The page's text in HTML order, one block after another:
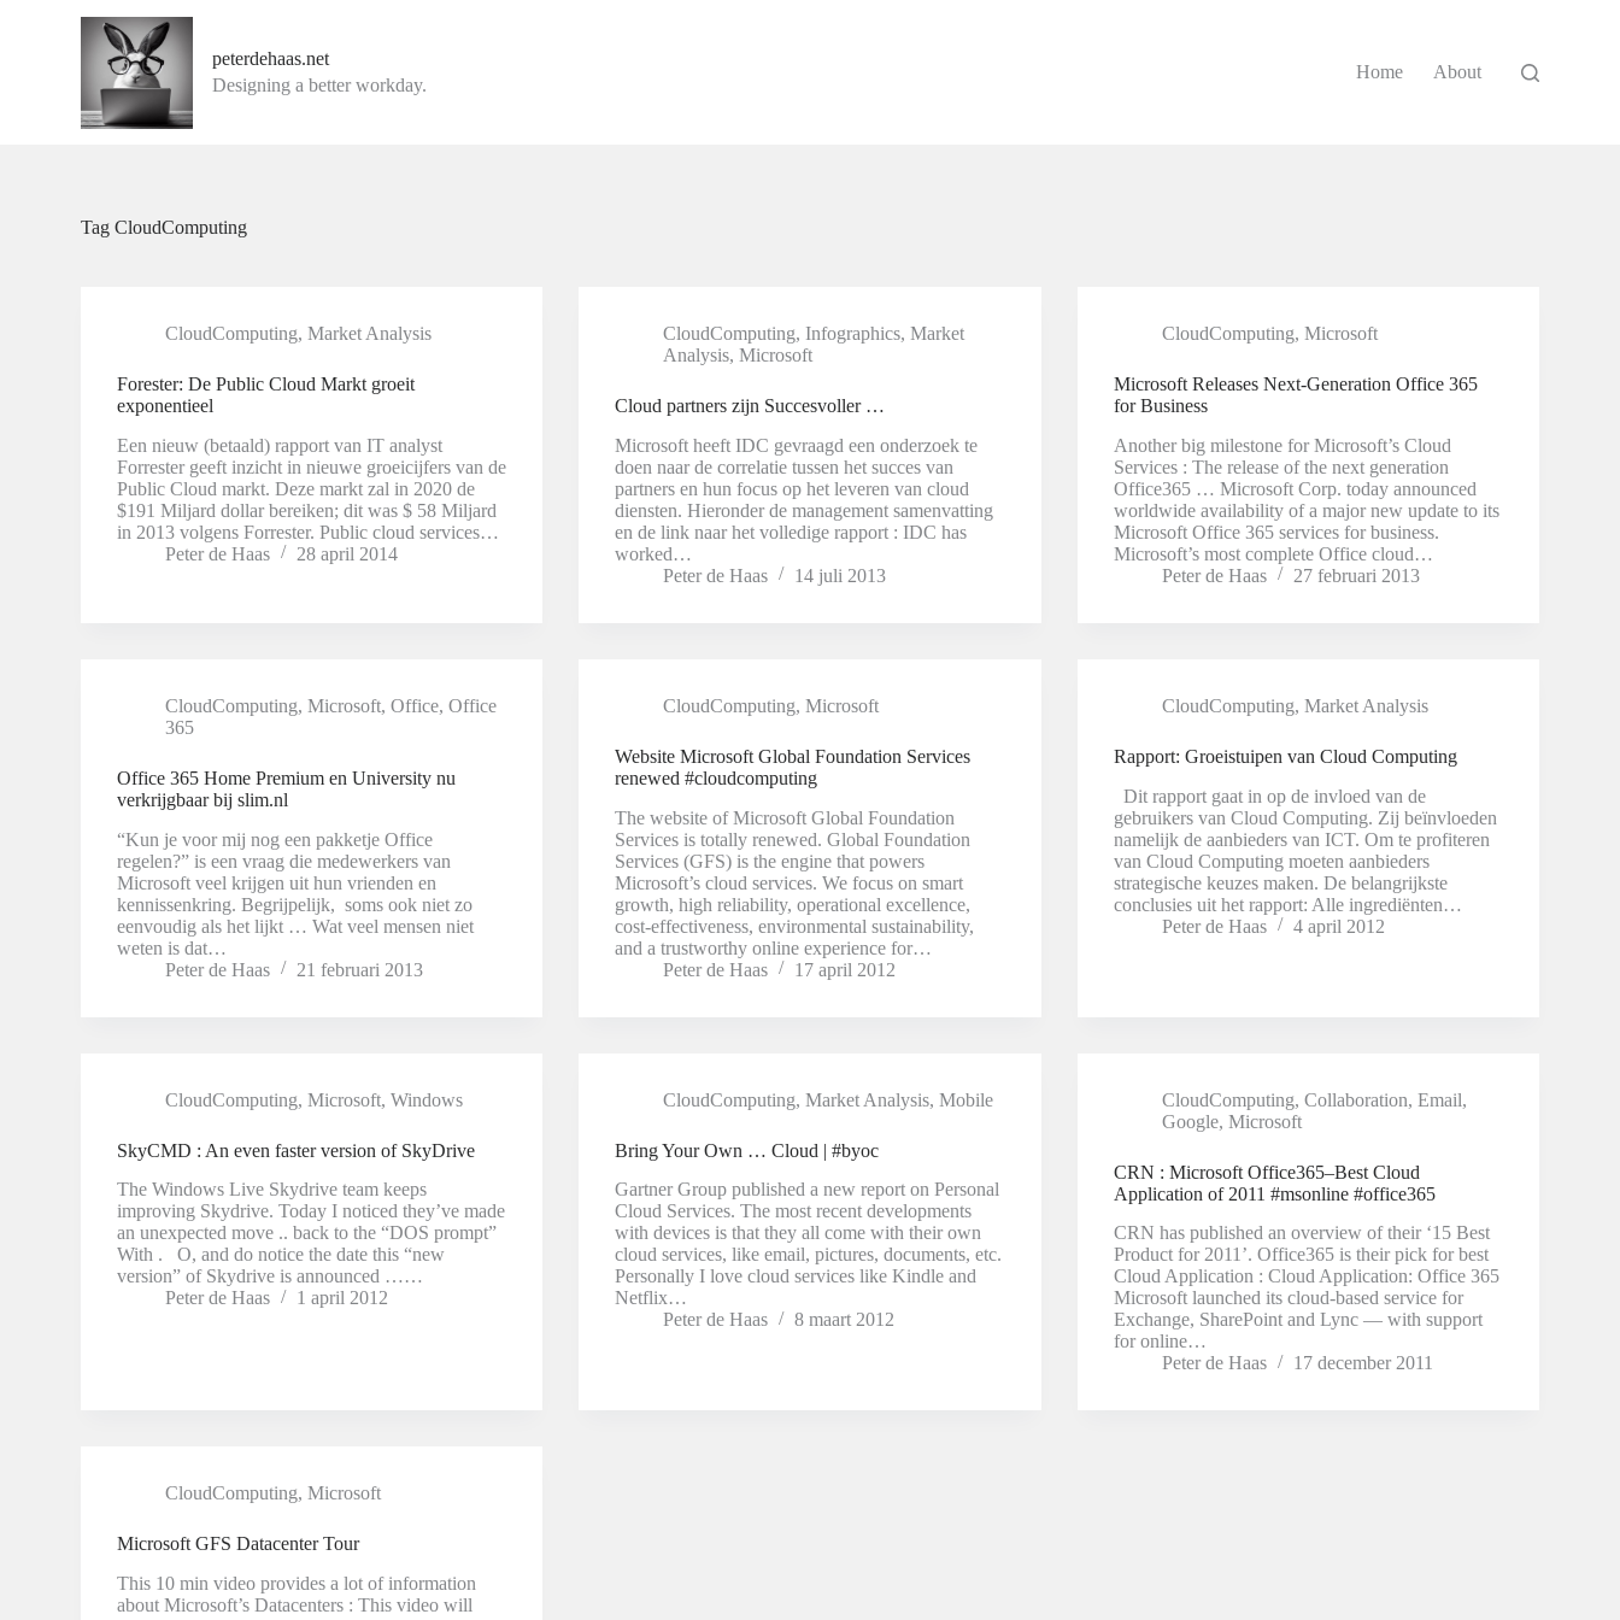
peterdehaas.net
Designing a better workday.
Home About
Tag CloudComputing
CloudComputing,Market Analysis
Forester: De Public Cloud Markt groeit
exponentieel
Een nieuw (betaald) rapport van IT analyst
Forrester geeft inzicht in nieuwe groeicijfers van de
Public Cloud markt. Deze markt zal in 2020 de
$191 Miljard dollar bereiken; dit was $ 58 Miljard
in 2013 volgens Forrester. Public cloud services…
Peter de Haas
28 april 2014
CloudComputing,Infographics,Market
Analysis,Microsoft
Cloud partners zijn Succesvoller …
Microsoft heeft IDC gevraagd een onderzoek te
doen naar de correlatie tussen het succes van
partners en hun focus op het leveren van cloud
diensten. Hieronder de management samenvatting
en de link naar het volledige rapport : IDC has
worked…
Peter de Haas
14 juli 2013
CloudComputing, Microsoft
Microsoft Releases Next-Generation Office 365
for Business
Another big milestone for Microsoft’s Cloud
Services : The release of the next generation
Office365 … Microsoft Corp. today announced
worldwide availability of a major new update to its
Microsoft Office 365 services for business.
Microsoft’s most complete Office cloud…
Peter de Haas
27 februari 2013
CloudComputing,Microsoft,Office,Office
365
Office 365 Home Premium en University nu
verkrijgbaar bij slim.nl
“Kun je voor mij nog een pakketje Office
regelen?” is een vraag die medewerkers van
Microsoft veel krijgen uit hun vrienden en
kennissenkring. Begrijpelijk, soms ook niet zo
eenvoudig als het lijkt … Wat veel mensen niet
weten is dat…
Peter de Haas
21 februari 2013
CloudComputing,Microsoft
Website Microsoft Global Foundation Services
renewed #cloudcomputing
The website of Microsoft Global Foundation
Services is totally renewed. Global Foundation
Services (GFS) is the engine that powers
Microsoft’s cloud services. We focus on smart
growth, high reliability, operational excellence,
cost-effectiveness, environmental sustainability,
and a trustworthy online experience for…
Peter de Haas
17 april 2012
CloudComputing, Market Analysis
Rapport: Groeistuipen van Cloud Computing
Dit rapport gaat in op de invloed van de
gebruikers van Cloud Computing. Zij beïnvloeden
namelijk de aanbieders van ICT. Om te profiteren
van Cloud Computing moeten aanbieders
strategische keuzes maken. De belangrijkste
conclusies uit het rapport: Alle ingrediënten…
Peter de Haas
4 april 2012
CloudComputing,Microsoft,Windows
SkyCMD : An even faster version of SkyDrive
The Windows Live Skydrive team keeps
improving Skydrive. Today I noticed they’ve made
an unexpected move .. back to the “DOS prompt”
With . O, and do notice the date this “new
version” of Skydrive is announced ……
Peter de Haas
1 april 2012
CloudComputing,Market Analysis,Mobile
Bring Your Own … Cloud | #byoc
Gartner Group published a new report on Personal
Cloud Services. The most recent developments
with devices is that they all come with their own
cloud services, like email, pictures, documents, etc.
Personally I love cloud services like Kindle and
Netflix…
Peter de Haas
8 maart 2012
CloudComputing, Collaboration, Email,
Google, Microsoft
CRN : Microsoft Office365–Best Cloud
Application of 2011 #msonline #office365
CRN has published an overview of their ‘15 Best
Product for 2011’. Office365 is their pick for best
Cloud Application : Cloud Application: Office 365
Microsoft launched its cloud-based service for
Exchange, SharePoint and Lync — with support
for online…
Peter de Haas
17 december 2011
CloudComputing,Microsoft
Microsoft GFS Datacenter Tour
This 10 min video provides a lot of information
about Microsoft’s Datacenters : This video will